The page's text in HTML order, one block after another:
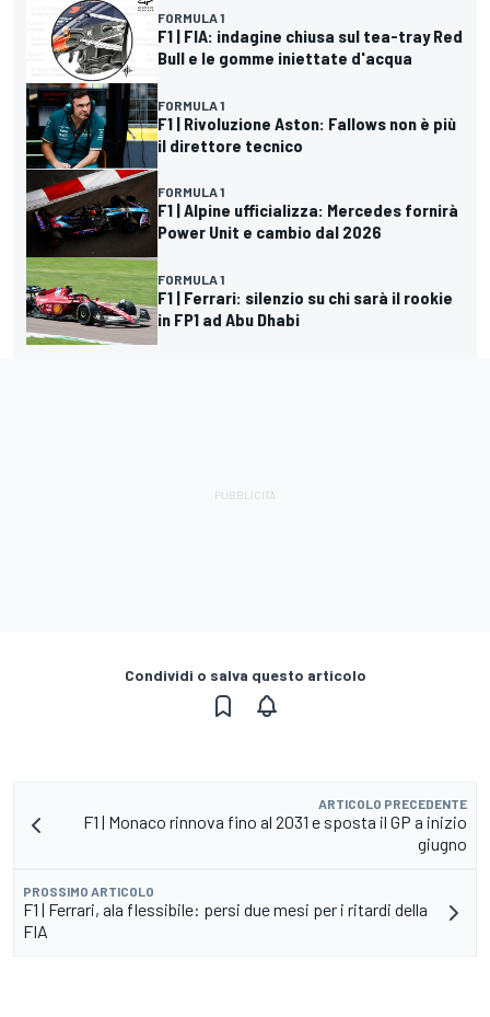
FORMULA 1
F1 | FIA: indagine chiusa sul tea-tray Red
Bull e le gomme iniettate d'acqua
FORMULA 1
F1 | Rivoluzione Aston: Fallows non è più
il direttore tecnico
FORMULA 1
F1 | Alpine ufficializza: Mercedes fornirà
Power Unit e cambio dal 2026
FORMULA 1
F1 | Ferrari: silenzio su chi sarà il rookie
in FP1 ad Abu Dhabi
Condividi o salva questo articolo
ARTICOLO PRECEDENTE
F1 | Monaco rinnova fino al 2031 e sposta il GP a inizio
giugno
PROSSIMO ARTICOLO
F1 | Ferrari, ala flessibile: persi due mesi per i ritardi della
FIA